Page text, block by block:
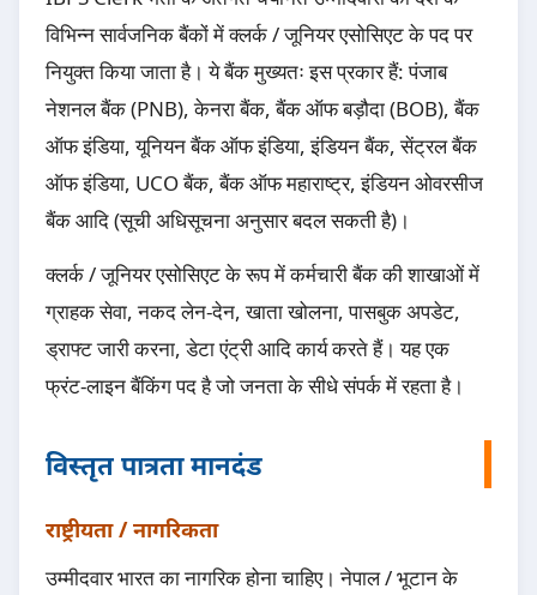
विभिन्न सार्वजनिक बैंकों में क्लर्क / जूनियर एसोसिएट के पद पर
नियुक्त किया जाता है। ये बैंक मुख्यतः इस प्रकार हैं: पंजाब
नेशनल बैंक (PNB), केनरा बैंक, बैंक ऑफ बड़ौदा (BOB), बैंक
ऑफ इंडिया, यूनियन बैंक ऑफ इंडिया, इंडियन बैंक, सेंट्रल बैंक
ऑफ इंडिया, UCO बैंक, बैंक ऑफ महाराष्ट्र, इंडियन ओवरसीज
बैंक आदि (सूची अधिसूचना अनुसार बदल सकती है)।
क्लर्क / जूनियर एसोसिएट के रूप में कर्मचारी बैंक की शाखाओं में
ग्राहक सेवा, नकद लेन-देन, खाता खोलना, पासबुक अपडेट,
ड्राफ्ट जारी करना, डेटा एंट्री आदि कार्य करते हैं। यह एक
फ्रंट-लाइन बैंकिंग पद है जो जनता के सीधे संपर्क में रहता है।
विस्तृत पात्रता मानदंड
राष्ट्रीयता / नागरिकता
उम्मीदवार भारत का नागरिक होना चाहिए। नेपाल / भूटान के